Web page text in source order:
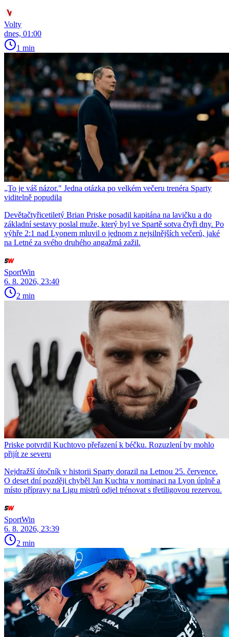
Volty
dnes, 01:00
1 min
„To je váš názor." Jedna otázka po velkém večeru trenéra Sparty
viditelně popudila
Devětačtyřicetiletý Brian Priske posadil kapitána na lavičku a do
základní sestavy poslal muže, který byl ve Spartě sotva čtyři dny. Po
výhře 2:1 nad Lyonem mluvil o jednom z nejsilnějších večerů, jaké
na Letné za svého druhého angažmá zažil.
SportWin
6. 8. 2026, 23:40
2 min
Priske potvrdil Kuchtovo přeřazení k béčku. Rozuzlení by mohlo
přijít ze severu
Nejdražší útočník v historii Sparty dorazil na Letnou 25. července.
O deset dní později chyběl Jan Kuchta v nominaci na Lyon úplně a
místo přípravy na Ligu mistrů odjel trénovat s třetiligovou rezervou.
SportWin
6. 8. 2026, 23:39
2 min